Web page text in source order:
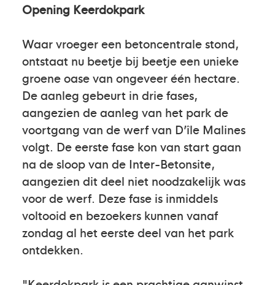
Opening Keerdokpark
Waar vroeger een betoncentrale stond,
ontstaat nu beetje bij beetje een unieke
groene oase van ongeveer één hectare.
De aanleg gebeurt in drie fases,
aangezien de aanleg van het park de
voortgang van de werf van D’île Malines
volgt. De eerste fase kon van start gaan
na de sloop van de Inter-Betonsite,
aangezien dit deel niet noodzakelijk was
voor de werf. Deze fase is inmiddels
voltooid en bezoekers kunnen vanaf
zondag al het eerste deel van het park
ontdekken.